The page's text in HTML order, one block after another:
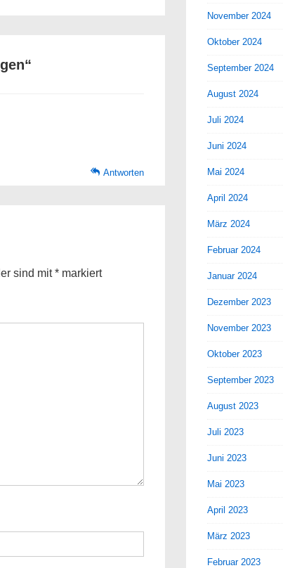
“
Antworten
sind mit* markiert
November 2024
Oktober 2024
September 2024
August 2024
Juli 2024
Juni 2024
Mai 2024
April 2024
März 2024
Februar 2024
Januar 2024
Dezember 2023
November 2023
Oktober 2023
September 2023
August 2023
Juli 2023
Juni 2023
Mai 2023
April 2023
März 2023
Februar 2023